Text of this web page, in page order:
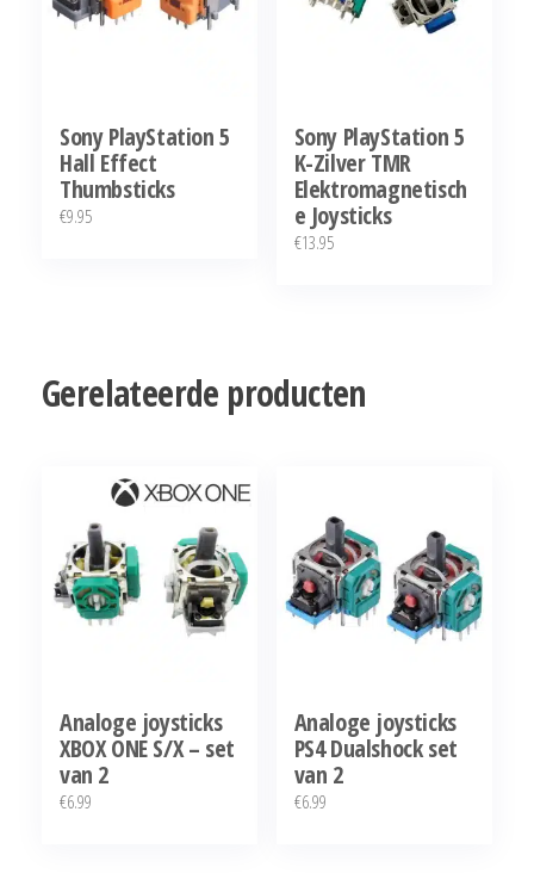
Sony PlayStation 5
Hall Effect
Thumbsticks
€9.95
Sony PlayStation 5
K-Zilver TMR
Elektromagnetisch
e Joysticks
€13.95
Gerelateerde producten
Analoge joysticks
XBOX ONE S/X – set
van 2
€6.99
Analoge joysticks
PS4 Dualshock set
van 2
€6.99